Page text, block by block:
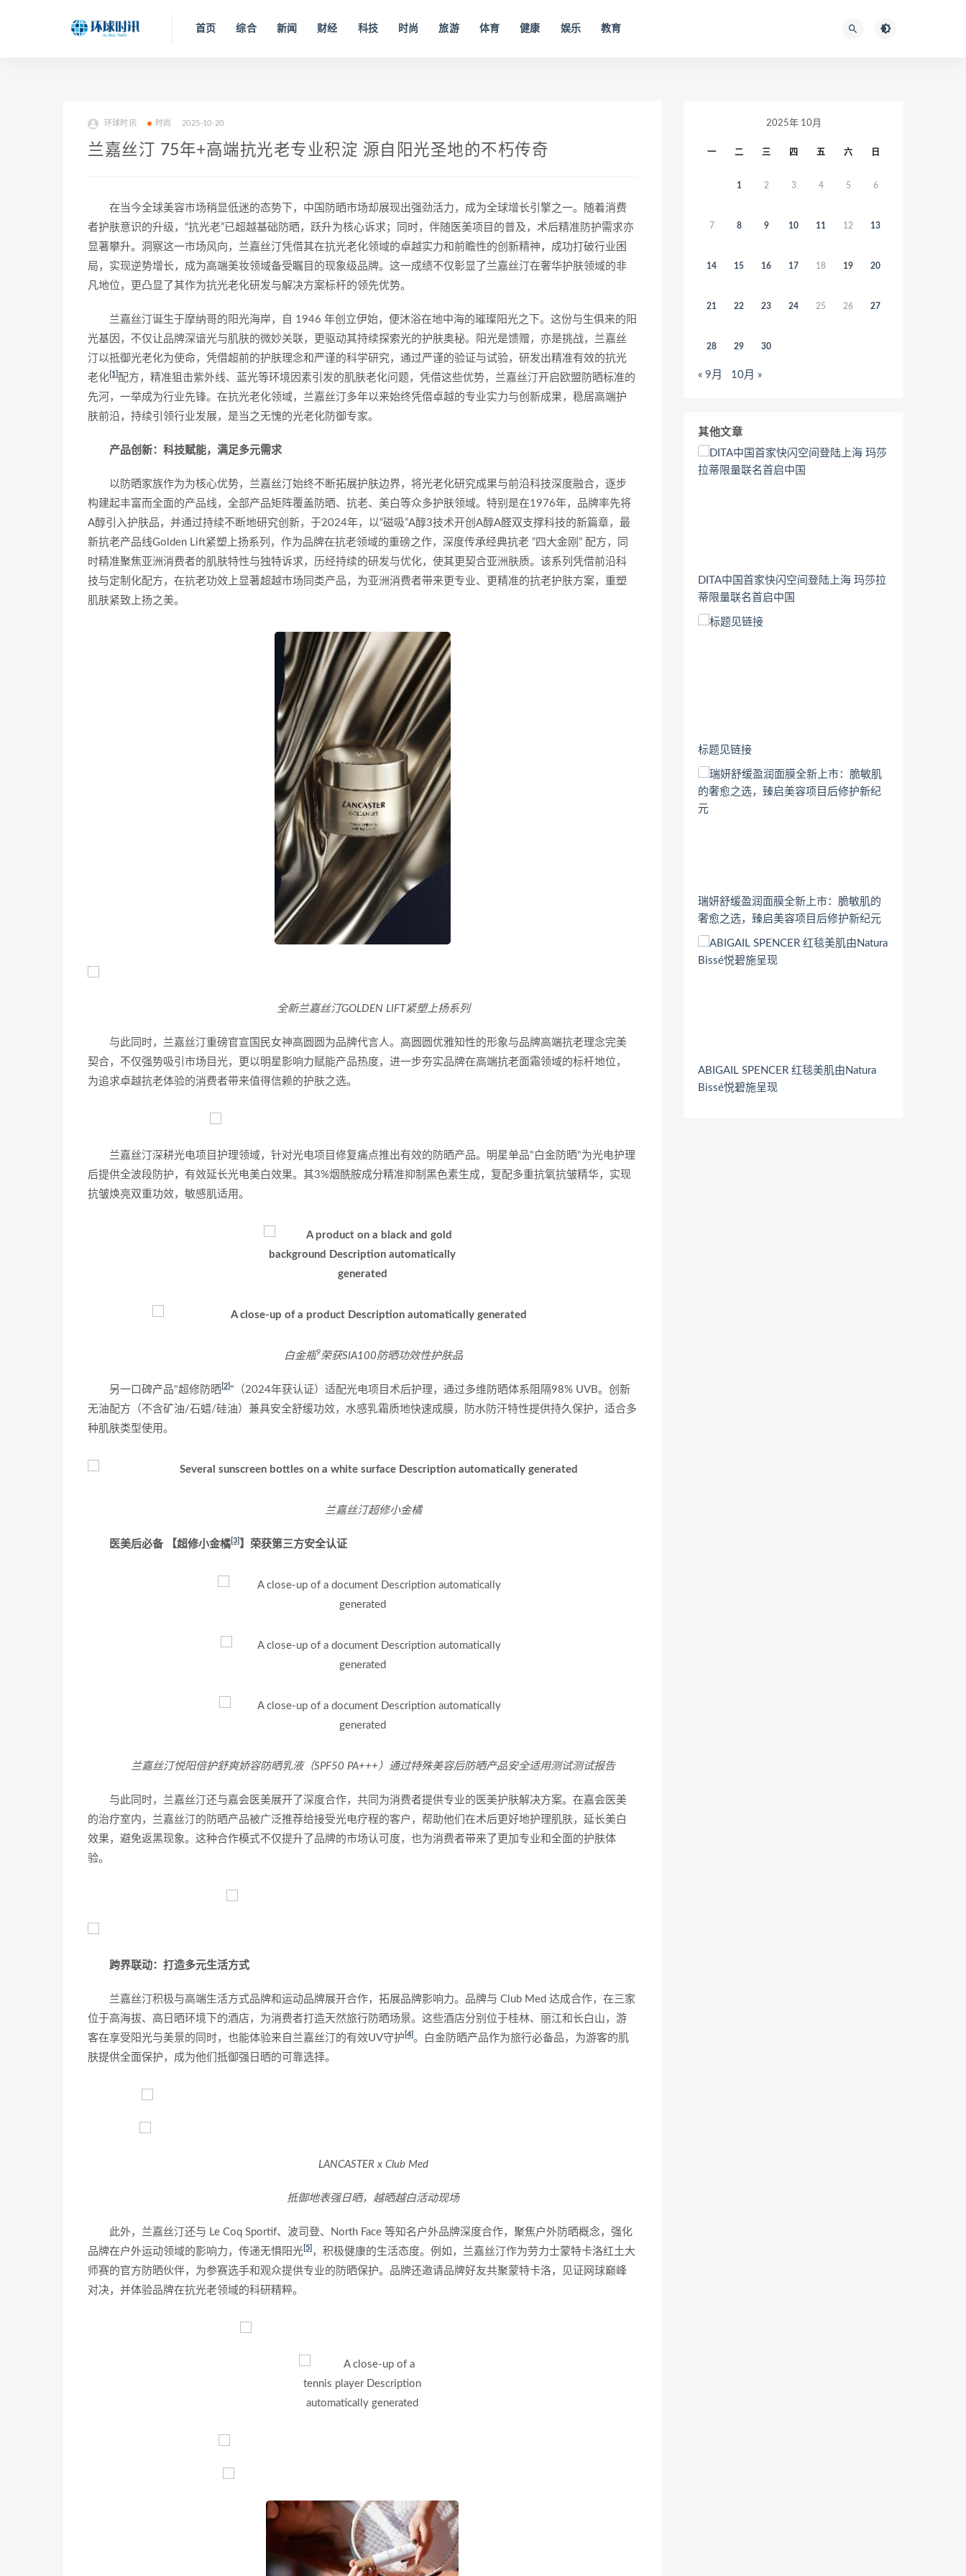
首页 综合 新闻 财经 科技 时尚 旅游 体育 健康 娱乐 教育
环球时讯 时尚 2025-10-20
兰嘉丝汀 75年+高端抗光老专业积淀 源自阳光圣地的不朽传奇
在当今全球美容市场稍显低迷的态势下，中国防晒市场却展现出强劲活力，成为全球增长引擎之一。随着消费
者护肤意识的升级，“抗光老”已超越基础防晒，跃升为核心诉求；同时，伴随医美项目的普及，术后精准防护需求亦
显著攀升。洞察这一市场风向，兰嘉丝汀凭借其在抗光老化领域的卓越实力和前瞻性的创新精神，成功打破行业困
局，实现逆势增长，成为高端美妆领域备受瞩目的现象级品牌。这一成绩不仅彰显了兰嘉丝汀在奢华护肤领域的非
凡地位，更凸显了其作为抗光老化研发与解决方案标杆的领先优势。
兰嘉丝汀诞生于摩纳哥的阳光海岸，自 1946 年创立伊始，便沐浴在地中海的璀璨阳光之下。这份与生俱来的阳
光基因，不仅让品牌深谙光与肌肤的微妙关联，更驱动其持续探索光的护肤奥秘。阳光是馈赠，亦是挑战，兰嘉丝
汀以抵御光老化为使命，凭借超前的护肤理念和严谨的科学研究，通过严谨的验证与试验，研发出精准有效的抗光
老化 [1] 配方，精准狙击紫外线、蓝光等环境因素引发的肌肤老化问题，凭借这些优势，兰嘉丝汀开启欧盟防晒标准的
先河，一举成为行业先锋。在抗光老化领域，兰嘉丝汀多年以来始终凭借卓越的专业实力与创新成果，稳居高端护
肤前沿，持续引领行业发展，是当之无愧的光老化防御专家。
产品创新：科技赋能，满足多元需求
以防晒家族作为为核心优势，兰嘉丝汀始终不断拓展护肤边界，将光老化研究成果与前沿科技深度融合，逐步
构建起丰富而全面的产品线，全部产品矩阵覆盖防晒、抗老、美白等众多护肤领域。特别是在1976年，品牌率先将
A醇引入护肤品，并通过持续不断地研究创新，于2024年，以“磁吸”A醇3技术开创A醇A醛双支撑科技的新篇章，最
新抗老产品线Golden Lift紧塑上扬系列，作为品牌在抗老领域的重磅之作，深度传承经典抗老 “四大金刚” 配方，同
时精准聚焦亚洲消费者的肌肤特性与独特诉求，历经持续的研发与优化，使其更契合亚洲肤质。该系列凭借前沿科
技与定制化配方，在抗老功效上显著超越市场同类产品，为亚洲消费者带来更专业、更精准的抗老护肤方案，重塑
肌肤紧致上扬之美。
全新兰嘉丝汀GOLDEN LIFT紧塑上扬系列
与此同时，兰嘉丝汀重磅官宣国民女神高圆圆为品牌代言人。高圆圆优雅知性的形象与品牌高端抗老理念完美
契合，不仅强势吸引市场目光，更以明星影响力赋能产品热度，进一步夯实品牌在高端抗老面霜领域的标杆地位，
为追求卓越抗老体验的消费者带来值得信赖的护肤之选。
兰嘉丝汀深耕光电项目护理领域，针对光电项目修复痛点推出有效的防晒产品。明星单品"白金防晒"为光电护理
后提供全波段防护，有效延长光电美白效果。其3%烟酰胺成分精准抑制黑色素生成，复配多重抗氧抗皱精华，实现
抗皱焕亮双重功效，敏感肌适用。
白金瓶9荣获SIA100防晒功效性护肤品
另一口碑产品"超修防晒 [2] "（2024年获认证）适配光电项目术后护理，通过多维防晒体系阻隔98% UVB。创新
无油配方（不含矿油/石蜡/硅油）兼具安全舒缓功效，水感乳霜质地快速成膜，防水防汗特性提供持久保护，适合多
种肌肤类型使用。
兰嘉丝汀超修小金橘
医美后必备 【超修小金橘 [3] 】荣获第三方安全认证
兰嘉丝汀悦阳倍护舒爽娇容防晒乳液（SPF50 PA+++）通过特殊美容后防晒产品安全适用测试测试报告
与此同时，兰嘉丝汀还与嘉会医美展开了深度合作，共同为消费者提供专业的医美护肤解决方案。在嘉会医美
的治疗室内，兰嘉丝汀的防晒产品被广泛推荐给接受光电疗程的客户，帮助他们在术后更好地护理肌肤，延长美白
效果，避免返黑现象。这种合作模式不仅提升了品牌的市场认可度，也为消费者带来了更加专业和全面的护肤体
验。
跨界联动：打造多元生活方式
兰嘉丝汀积极与高端生活方式品牌和运动品牌展开合作，拓展品牌影响力。品牌与 Club Med 达成合作，在三家
位于高海拔、高日晒环境下的酒店，为消费者打造天然旅行防晒场景。这些酒店分别位于桂林、丽江和长白山，游
客在享受阳光与美景的同时，也能体验来自兰嘉丝汀的有效UV守护 [4] 。白金防晒产品作为旅行必备品，为游客的肌
肤提供全面保护，成为他们抵御强日晒的可靠选择。
LANCASTER x Club Med
抵御地表强日晒，越晒越白活动现场
此外，兰嘉丝汀还与 Le Coq Sportif、波司登、North Face 等知名户外品牌深度合作，聚焦户外防晒概念，强化
品牌在户外运动领域的影响力，传递无惧阳光 [5] ，积极健康的生活态度。例如，兰嘉丝汀作为劳力士蒙特卡洛红土大
师赛的官方防晒伙伴，为参赛选手和观众提供专业的防晒保护。品牌还邀请品牌好友共聚蒙特卡洛，见证网球巅峰
对决，并体验品牌在抗光老领域的科研精粹。
2025年 10月
一 二 三 四 五 六 日
1 2 3 4 5 6
7 8 9 10 11 12 13
14 15 16 17 18 19 20
21 22 23 24 25 26 27
28 29 30
« 9月 10月 »
其他文章
DITA中国首家快闪空间登陆上海 玛莎拉
蒂限量联名首启中国
标题见链接
瑞妍舒缓盈润面膜全新上市：脆敏肌的
奢愈之选，臻启美容项目后修护新纪元
ABIGAIL SPENCER 红毯美肌由Natura
Bissé悦碧施呈现